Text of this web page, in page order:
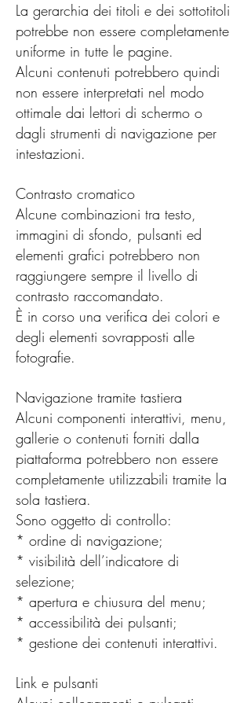
La gerarchia dei titoli e dei sottotitoli
potrebbe non essere completamente
uniforme in tutte le pagine.
Alcuni contenuti potrebbero quindi
non essere interpretati nel modo
ottimale dai lettori di schermo o
dagli strumenti di navigazione per
intestazioni.
Contrasto cromatico
Alcune combinazioni tra testo,
immagini di sfondo, pulsanti ed
elementi grafici potrebbero non
raggiungere sempre il livello di
contrasto raccomandato.
È in corso una verifica dei colori e
degli elementi sovrapposti alle
fotografie.
Navigazione tramite tastiera
Alcuni componenti interattivi, menu,
gallerie o contenuti forniti dalla
piattaforma potrebbero non essere
completamente utilizzabili tramite la
sola tastiera.
Sono oggetto di controllo:
* ordine di navigazione;
* visibilità dell’indicatore di
selezione;
* apertura e chiusura del menu;
* accessibilità dei pulsanti;
* gestione dei contenuti interattivi.
Link e pulsanti